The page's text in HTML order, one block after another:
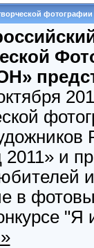
фотографии
2011» и
в
"Я